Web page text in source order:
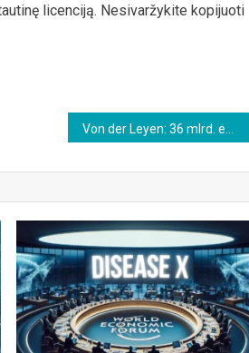
licenciją. Nesivaržykite kopijuoti